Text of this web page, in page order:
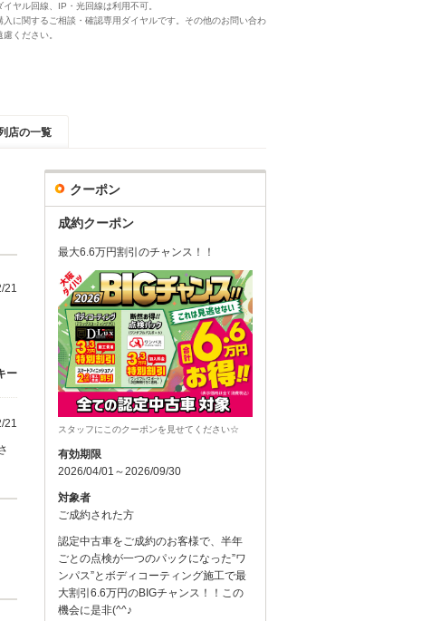
ヤル回線、IP・光回線は利用不可。
に関するご相談・確認専用ダイヤルです。その他のお問い合わ
ください。
店の一覧
21
ー
21
クーポン
成約クーポン
最大6.6万円割引のチャンス！！
スタッフにこのクーポンを見せてください☆
有効期限
2026/04/01～2026/09/30
対象者
ご成約された方
認定中古車をご成約のお客様で、半年
ごとの点検が一つのパックになった”ワ
ンパス”とボディコーティング施工で最
大割引6.6万円のBIGチャンス！！この
機会に是非(^^♪